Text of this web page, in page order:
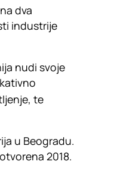
dva
industrije
nudi svoje
te
u Beogradu.
2018.